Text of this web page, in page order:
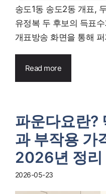
송도1동 송도2동 개표,
유정복 두 후보의 득표
개표방송 화면을 통해
Read more
파운다요란?
과 부작용 가
2026년 정리
2026-05-23